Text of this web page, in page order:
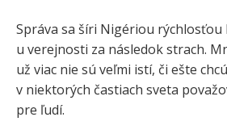
Správa sa šíri Nigériou rýchlosťou
u verejnosti za následok strach.
už viac nie sú veľmi istí, či ešte
v niektorých častiach sveta
pre ľudí.